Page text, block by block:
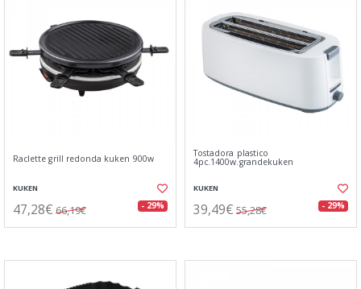
Raclette grill redonda kuken 900w
KUKEN
47,28€ 66,19€ - 29%
Tostadora plastico
4pc.1400w.grandekuken
KUKEN
39,49€ 55,28€ - 29%